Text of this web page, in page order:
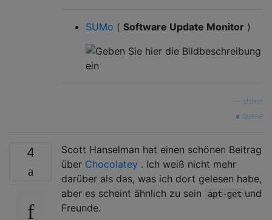
SUMo ( Software Update Monitor )
stderr
quelle
4
Scott Hanselman hat einen schönen Beitrag
über Chocolatey . Ich weiß nicht mehr
darüber als das, was ich dort gelesen habe,
aber es scheint ähnlich zu sein
apt-get und
Freunde.